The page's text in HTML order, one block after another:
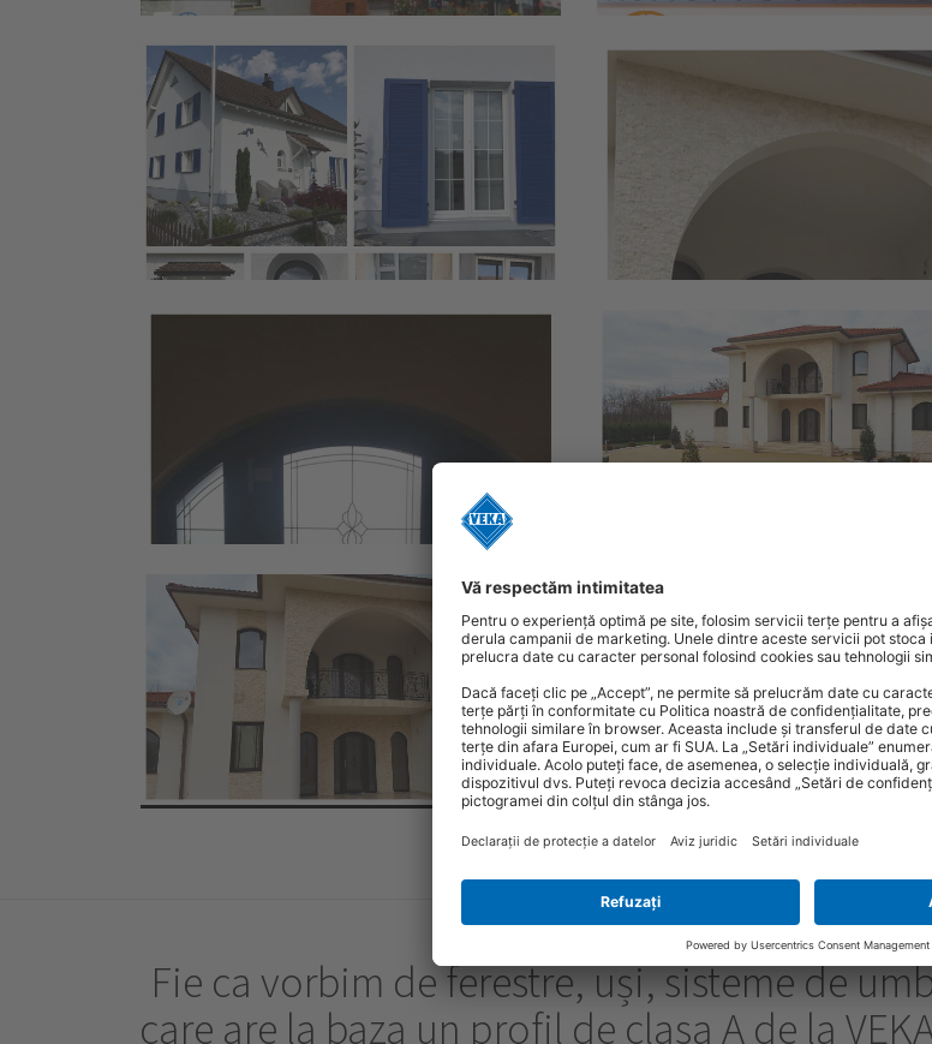
1/55
Fie ca vorbim de ferestre, uși, sisteme de
care are la baza un profil de clasa A de la